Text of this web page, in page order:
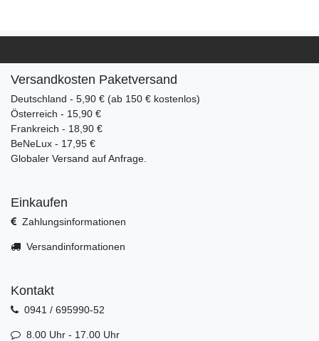
Versandkosten Paketversand
Deutschland - 5,90 € (ab 150 € kostenlos)
Österreich - 15,90 €
Frankreich - 18,90 €
BeNeLux - 17,95 €
Globaler Versand auf Anfrage.
Einkaufen
Zahlungsinformationen
Versandinformationen
Kontakt
0941 / 695990-52
8.00 Uhr - 17.00 Uhr